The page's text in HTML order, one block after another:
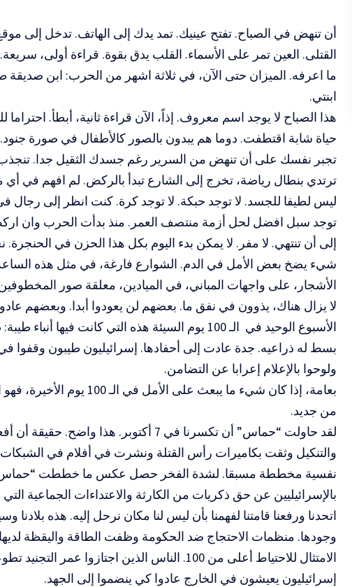
أن تنهض في الصباح. تفتح عينيك. تمد يدك إلى الهاتف. تدخل إلى موقع
القتلى. العين تمر على الأسماء. القلب يدق بقوة. قراءة أولى،
ما اعرفه. الميزان حتى الآن، في ثلاثة اشهر من الحرب: ابن صديقة
ابنتي.
هذا الصباح لا يوجد اسم معروف. إذاً، الآن قراءة ثانية، أبطأ. احتراما
حياة شابة اقتطفت. دوما هم يبدون بالصور كالأطفال في صورة
تجبر نفسك على أن تنهض من السرير رغم جسدك الثقيل جدا. تنجذب
ترتدي بنطال رياضة، تخرج إلى الشارع تبدأ بالركض. لم افهم في
ليس لطيفا للجسد. لا توجد حبكة. لا توجد كرة. كنت انظر إلى
توجد سبل افضل لحل أزمة منتصف العمر. منذ بدأت الحرب وان
إلى أن تنتهي. لا مفر. لا يمكن بدء اليوم بكل هذا الحزن في
شيء يضخ بعض الأمل في الدم. الشوارع فارغة، في مثل هذه
الأشجار، على واجهات المباني، في الميادين، معلقة صور
لا يزال هناك، يذوون في نفق ما. بعضهم لن يعودوا أبدا. وبعضهم
الأسبوع الوحيد في الـ 100 يوم السيئة هذه التي كانت
بسط له ذراعيه. جدة عادت إلى أحفادها. إسرائيليون طيبون وقفوا
ولوحوا بالإعلام إعرابا عن التضامن.
بعامة، إذا كان شيء ما يبعث على
من جديد.
لقد حاولت “حماس” أن تكسرنا في 7 أكتوبر. هذا
والتنكيل وثقت بكاميرات رأس القتلة ونشرت في أفلام في
بالإسرائيليين عن حق ذكريات من الكارثة والاعتداءات الجماعية التي
اتحدنا ورفعنا قامتنا لفهمنا بأن ليس لنا مكان نرحل إليه. هذه بلادنا
وجودها. منظمات الاحتجاج ضد الحكومة وظفت الطاقة واليقظة
الامتثال للاحتياط أعلى من 100. الناس الذين اجتازوا
إسرائيليون يعيشون في الخارج عادوا كي ينضموا إلى الجهد.